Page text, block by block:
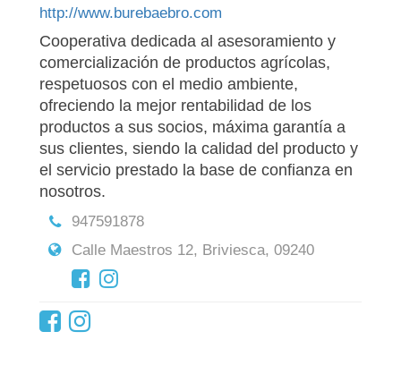
http://www.burebaebro.com
Cooperativa dedicada al asesoramiento y
comercialización de productos agrícolas,
respetuosos con el medio ambiente,
ofreciendo la mejor rentabilidad de los
productos a sus socios, máxima garantía a
sus clientes, siendo la calidad del producto y
el servicio prestado la base de confianza en
nosotros.
947591878
Calle Maestros 12, Briviesca, 09240